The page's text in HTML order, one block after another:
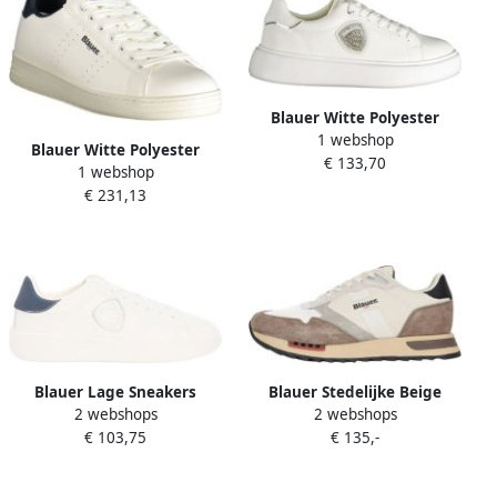
Blauer Witte Polyester
Sneakers met Sportieve
Details White Heren
1 webshop
€ 231,13
Blauer Witte Polyester
Sneaker met Sportieve
Details White Dames
1 webshop
€ 133,70
Blauer Lage Sneakers
2 webshops
€ 103,75
Blauer Stedelijke Beige
Sneakers voor Mannen
2 webshops
€ 135,-